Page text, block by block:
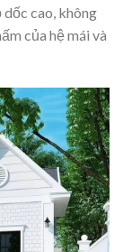
cao, không
của hệ mái và